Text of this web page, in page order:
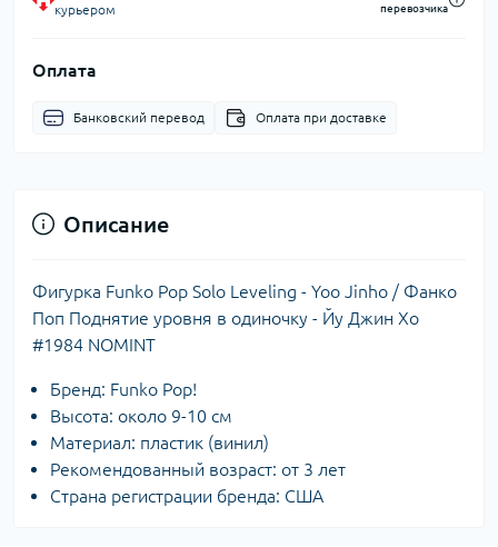
курьером
перевозчика
Оплата
Банковский перевод Оплата при доставке
Описание
Фигурка Funko Pop Solo Leveling - Yoo Jinho / Фанко
Поп Поднятие уровня в одиночку - Йу Джин Хо
#1984 NOMINT
Бренд: Funko Pop!
Высота: около 9-10 см
Материал: пластик (винил)
Рекомендованный возраст: от 3 лет
Страна регистрации бренда: США